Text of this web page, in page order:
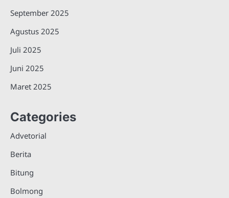
September 2025
Agustus 2025
Juli 2025
Juni 2025
Maret 2025
Categories
Advetorial
Berita
Bitung
Bolmong